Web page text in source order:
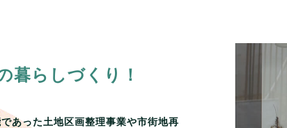
暮らしづくり！
あった土地区画整理事業や市街地再